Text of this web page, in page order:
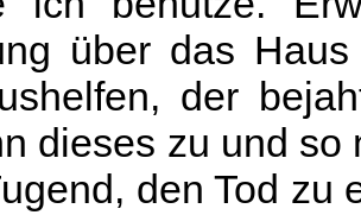
über das
der
dieses zu und
den Tod zu